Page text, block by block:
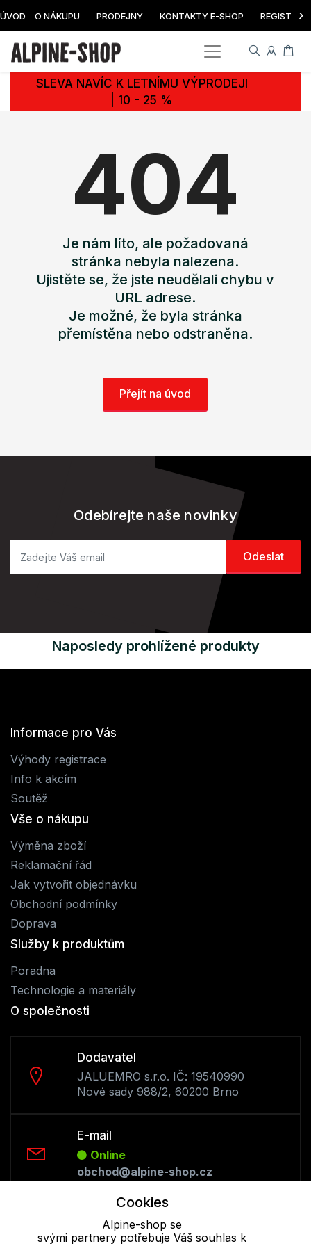
ÚVOD O NÁKUPU PRODEJNY KONTAKTY E-SHOP ›
SLEVA NAVÍC K LETNÍMU VÝPRODEJI
| 10 - 25 %
404
Je nám líto, ale požadovaná
stránka nebyla nalezena.
Ujistěte se, že jste neudělali chybu v
URL adrese.
Je možné, že byla stránka
přemístěna nebo odstraněna.
Přejít na úvod
Odebírejte naše novinky
Naposledy prohlížené produkty
Informace pro Vás
Výhody registrace
Info k akcím
Soutěž
Vše o nákupu
Výměna zboží
Reklamační řád
Jak vytvořit objednávku
Obchodní podmínky
Doprava
Služby k produktům
Poradna
Technologie a materiály
O společnosti
Dodavatel
JALUEMRO s.r.o. IČ: 19540990
Nové sady 988/2, 60200 Brno
E-mail
Online
obchod@alpine-shop.cz
Offline
Cookies
Alpine-shop se
svými partnery potřebuje Váš souhlas k